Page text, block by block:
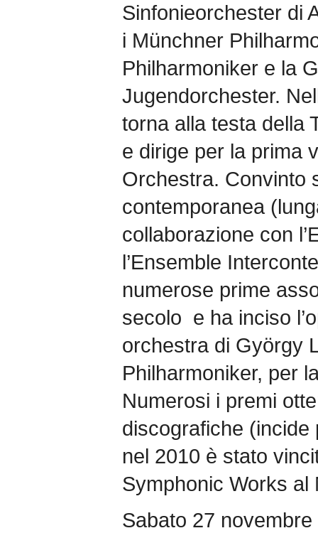
Sinfonieorchester di
i Münchner
Philharmoniker e la
Jugendorchester.
torna alla testa della
e dirige per la prima
Orchestra. Convinto
contemporanea
collaborazione con
l’Ensemble
numerose prime
secolo e ha inciso
orchestra di György
Philharmoniker, per
Numerosi i premi
discografiche
nel 2010 è stato
Symphonic Works al
Sabato 27